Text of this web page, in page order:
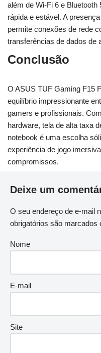
além de Wi-Fi 6 e
rápida e estável. A
permite conexões de rede
transferências de dados de
Conclusão
O ASUS TUF Gaming F15
equilíbrio impressionante
gamers e profissionais.
hardware, tela de alta taxa
notebook é uma escolha
experiência de jogo
compromissos.
Deixe um
O seu endereço de e-mail
obrigatórios são marcados
Nome
E-mail
Site